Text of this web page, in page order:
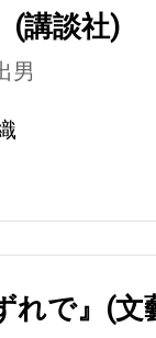
(講談社)
男
れで』(文